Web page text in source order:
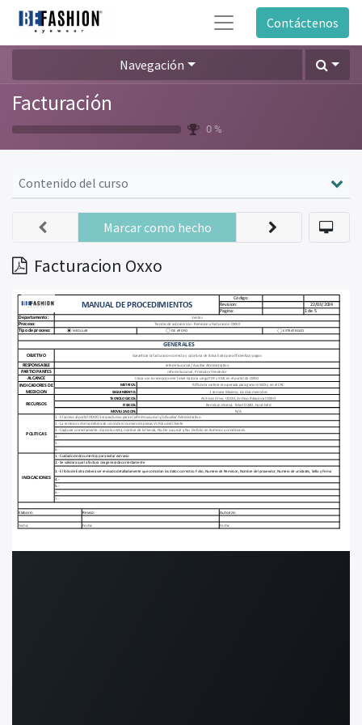
Contáctenos
Navegación
Facturación
0 %
Contenido del curso
Facturacion Oxxo
Marcar como hecho